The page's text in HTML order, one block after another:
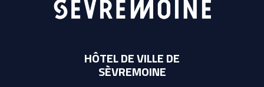
HÔTEL DE VILLE DE
SÈVREMOINE